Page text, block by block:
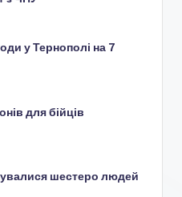
у Тернополі на 7
для бійців
шестеро людей